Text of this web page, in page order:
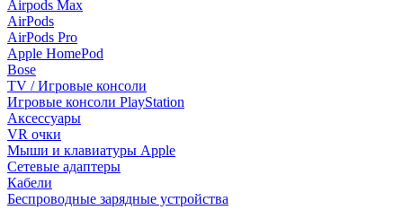
Airpods Max
AirPods
AirPods Pro
Apple HomePod
Bose
TV / Игровые консоли
Игровые консоли PlayStation
Аксессуары
VR очки
Мыши и клавиатуры Apple
Сетевые адаптеры
Кабели
Беспроводные зарядные устройства